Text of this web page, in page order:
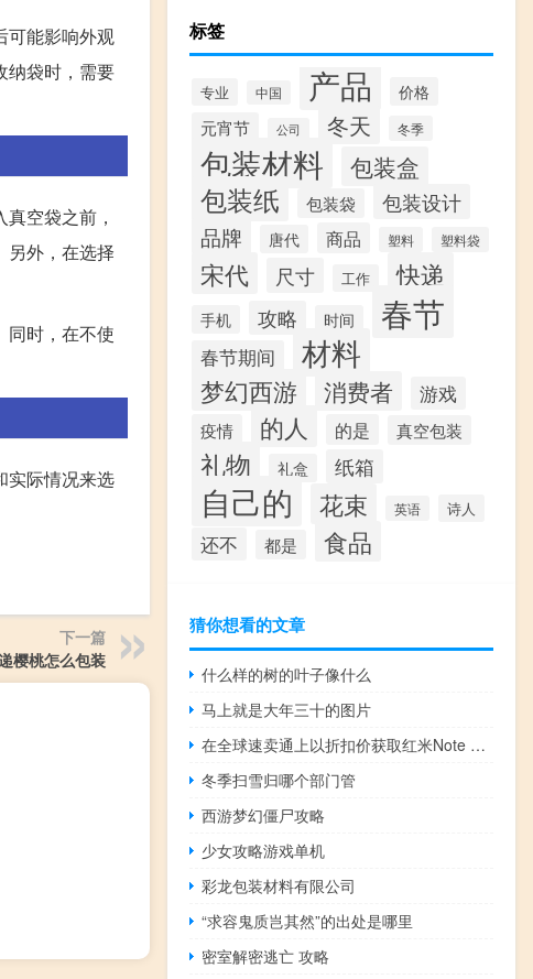
可能影响外观
纳袋时，需要
空袋之前，
另外，在选择
同时，在不使
实际情况来选
下一篇
樱桃怎么包装
标签
专业 中国 产品 价格
元宵节 公司 冬天 冬季
包装材料 包装盒
包装纸 包装袋 包装设计
品牌 唐代 商品 塑料 塑料袋
宋代 尺寸 工作 快递
手机 攻略 时间 春节
春节期间 材料
梦幻西游 消费者 游戏
疫情 的人 的是 真空包装
礼物 礼盒 纸箱
自己的 花束 英语 诗人
还不 都是 食品
猜你想看的文章
什么样的树的叶子像什么
马上就是大年三十的图片
在全球速卖通上以折扣价获取红米Note 12 Pro和Pro Plus全球版本
冬季扫雪归哪个部门管
西游梦幻僵尸攻略
少女攻略游戏单机
彩龙包装材料有限公司
“求容鬼质岂其然”的出处是哪里
密室解密逃亡 攻略